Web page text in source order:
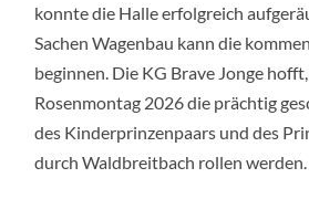
konnte die Halle erfolgreich
Sachen Wagenbau kann die
beginnen. Die KG Brave Jonge
Rosenmontag 2026 die prächtig
des Kinderprinzenpaars und des
durch Waldbreitbach rollen werden.